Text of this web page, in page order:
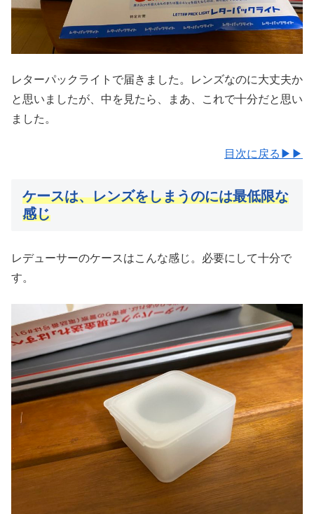
レターパックライトで届きました。レンズなのに大丈夫か
と思いましたが、中を見たら、まあ、これで十分だと思い
ました。
目次に戻る▶▶
ケースは、レンズをしまうのには最低限な
感じ
レデューサーのケースはこんな感じ。必要にして十分で
す。